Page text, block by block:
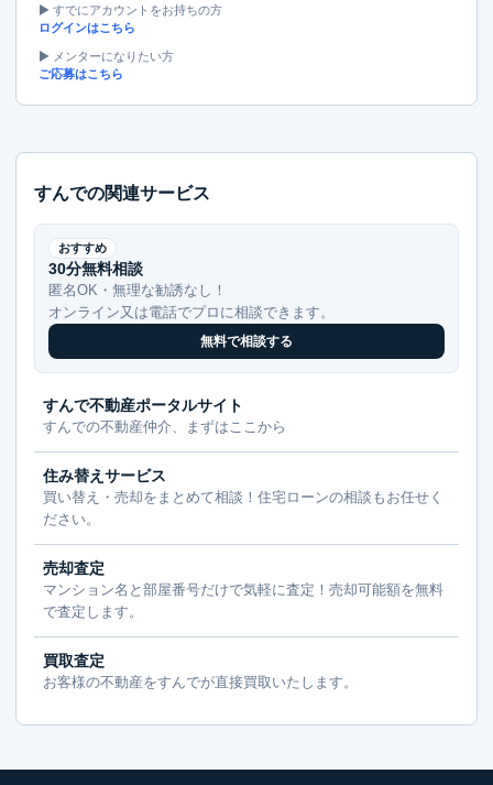
すんでの関連サービス
おすすめ
30分無料相談
匿名OK・無理な勧誘なし！
オンライン又は電話でプロに相談できます。
無料で相談する
すんで不動産ポータルサイト
すんでの不動産仲介、まずはここから
住み替えサービス
買い替え・売却をまとめて相談！住宅ローンの相談もお任せく
ださい。
売却査定
マンション名と部屋番号だけで気軽に査定！売却可能額を無料
で査定します。
買取査定
お客様の不動産をすんでが直接買取いたします。
▶︎ すでにアカウントをお持ちの方
ログインはこちら
▶︎ メンターになりたい方
ご応募はこちら